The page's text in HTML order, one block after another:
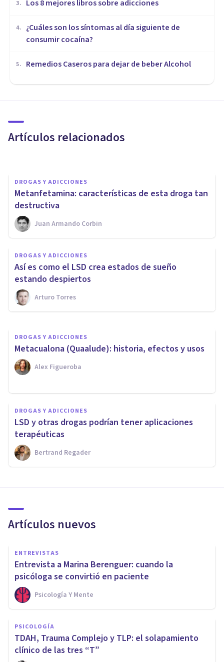
3. Los 8 mejores libros sobre adicciones
4.
¿Cuáles son los síntomas al día siguiente de
consumir cocaína?
5. Remedios Caseros para dejar de beber Alcohol
Artículos relacionados
Anfetaminas: los efectos y
droga
DROGAS Y ADICCIONES
Metanfetamina: características de esta droga tan
destructiva
Juan Armando Corbin
DROGAS Y ADICCIONES
Así es como el LSD crea estados de sueño
estando despiertos
Arturo Torres
Metadona: ¿qué es esta droga
y para qué se utiliza?
Arturo Torres
DROGAS Y ADICCIONES
Metacualona (Quaalude): historia, efectos y usos
Alex Figueroba
DROGAS Y ADICCIONES
LSD y otras drogas podrían tener aplicaciones
terapéuticas
Bertrand Regader
Artículos nuevos
ENTREVISTAS
Entrevista a Marina Berenguer: cuando la
psicóloga se convirtió en paciente
Psicología Y Mente
PSICOLOGÍA
TDAH, Trauma Complejo y TLP: el solapamiento
clínico de las tres “T”